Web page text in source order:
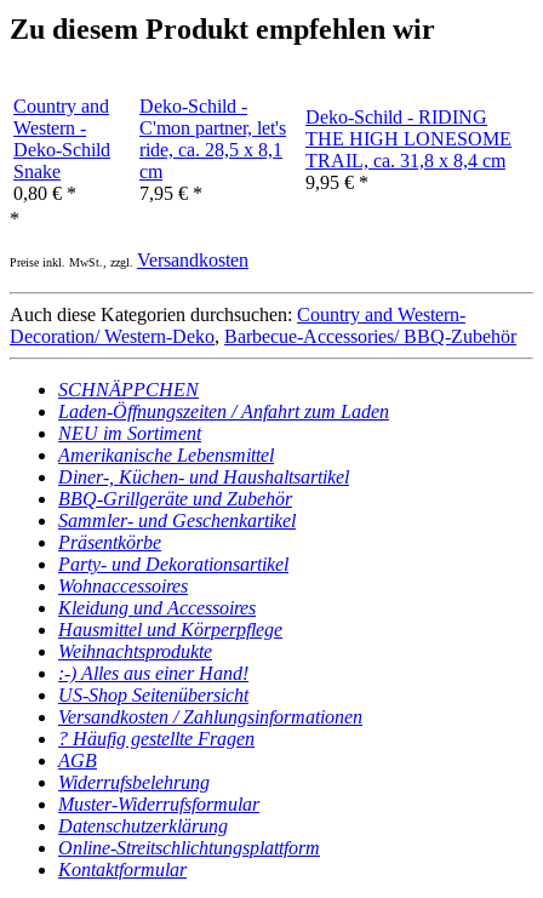
Zu diesem Produkt empfehlen wir
Country and
Western -
Deko-Schild
Snake
0,80 € *
Deko-Schild -
C'mon partner, let's
ride, ca. 28,5 x 8,1
cm
7,95 € *
Deko-Schild - RIDING
THE HIGH LONESOME
TRAIL, ca. 31,8 x 8,4 cm
9,95 € *
*
Preise inkl. MwSt., zzgl. Versandkosten
Auch diese Kategorien durchsuchen: Country and Western-
Decoration/ Western-Deko, Barbecue-Accessories/ BBQ-Zubehör
SCHNÄPPCHEN
Laden-Öffnungszeiten / Anfahrt zum Laden
NEU im Sortiment
Amerikanische Lebensmittel
Diner-, Küchen- und Haushaltsartikel
BBQ-Grillgeräte und Zubehör
Sammler- und Geschenkartikel
Präsentkörbe
Party- und Dekorationsartikel
Wohnaccessoires
Kleidung und Accessoires
Hausmittel und Körperpflege
Weihnachtsprodukte
:-) Alles aus einer Hand!
US-Shop Seitenübersicht
Versandkosten / Zahlungsinformationen
? Häufig gestellte Fragen
AGB
Widerrufsbelehrung
Muster-Widerrufsformular
Datenschutzerklärung
Online-Streitschlichtungsplattform
Kontaktformular